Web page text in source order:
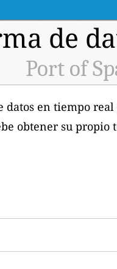
de
Port of
datos en tiempo
obtener su propio